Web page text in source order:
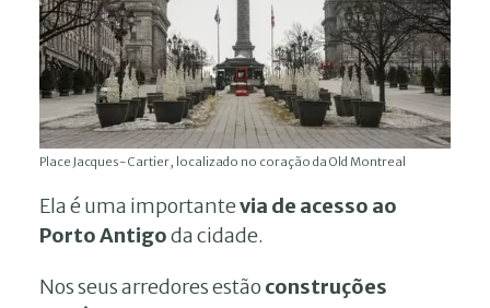
Place Jacques-Cartier, localizado no coração da Old Montreal
Ela é uma importantevia de acesso ao
Porto Antigoda cidade.
Nos seus arredores estão construções